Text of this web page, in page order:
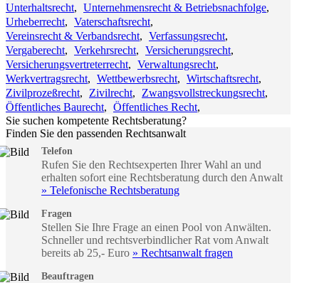
Unterhaltsrecht, Unternehmensrecht & Betriebsnachfolge,
Urheberrecht, Vaterschaftsrecht,
Vereinsrecht & Verbandsrecht, Verfassungsrecht,
Vergaberecht, Verkehrsrecht, Versicherungsrecht,
Versicherungsvertreterrecht, Verwaltungsrecht,
Werkvertragsrecht, Wettbewerbsrecht, Wirtschaftsrecht,
Zivilprozeßrecht, Zivilrecht, Zwangsvollstreckungsrecht,
Öffentliches Baurecht, Öffentliches Recht,
Sie suchen kompetente Rechtsberatung?
Finden Sie den passenden Rechtsanwalt
Telefon
Rufen Sie den Rechtsexperten Ihrer Wahl an und
erhalten sofort eine Rechtsberatung durch den Anwalt
» Telefonische Rechtsberatung
Fragen
Stellen Sie Ihre Frage an einen Pool von Anwälten.
Schneller und rechtsverbindlicher Rat vom Anwalt
bereits ab 25,- Euro » Rechtsanwalt fragen
Beauftragen